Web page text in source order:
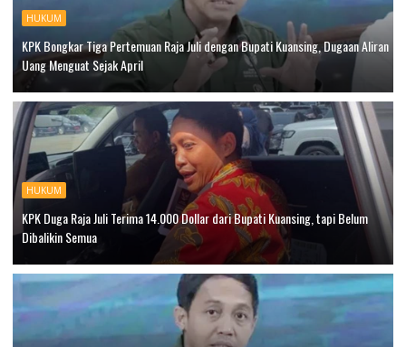
HUKUM
KPK Bongkar Tiga Pertemuan Raja Juli dengan Bupati Kuansing, Dugaan Aliran
Uang Menguat Sejak April
HUKUM
KPK Duga Raja Juli Terima 14.000 Dollar dari Bupati Kuansing, tapi Belum
Dibalikin Semua